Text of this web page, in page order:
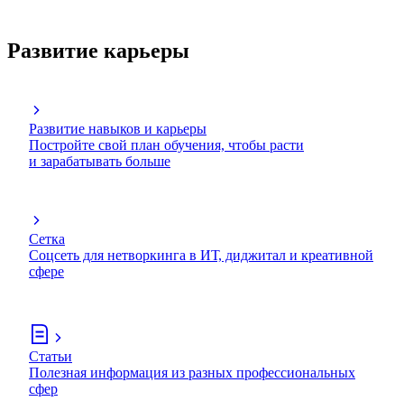
Развитие карьеры
Развитие навыков и карьеры
Постройте свой план обучения, чтобы расти
и зарабатывать больше
Сетка
Соцсеть для нетворкинга в ИТ, диджитал и креативной
сфере
Статьи
Полезная информация из разных профессиональных
сфер